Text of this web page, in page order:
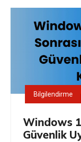
Bilgilendirme
Windows
Güvenlik